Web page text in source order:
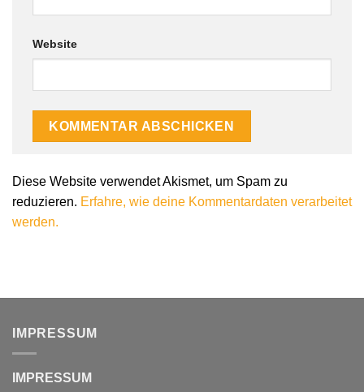
Website
Diese Website verwendet Akismet, um Spam zu
reduzieren. Erfahre, wie deine Kommentardaten verarbeitet
werden.
IMPRESSUM
IMPRESSUM